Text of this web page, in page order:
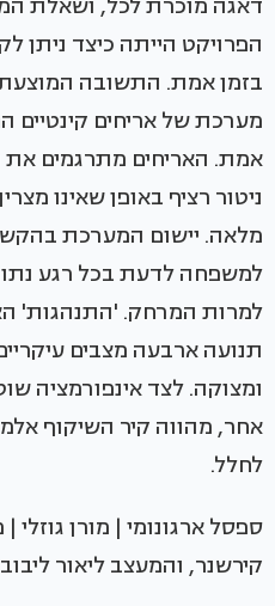
הפרויקט הייתה כיצד ניתן
בזמן אמת. התשובה
מערכת של אריחים קינטיים
אמת. האריחים מתרגמים את
ניטור רציף באופן שאינו
מלאה. יישום המערכת
למשפחה לדעת בכל רגע
למרות המרחק. 'התנהגות'
תנועה ארבעה מצבים
ומצוקה. לצד אינפורמציה
אחר, מהווה קיר השיקוף
לחלל.
ספסל ארגונומי | מורן
קירשנר, והמעצב ליאור